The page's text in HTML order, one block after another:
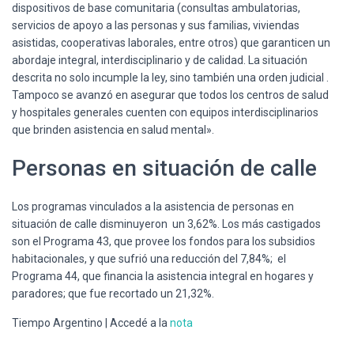
dispositivos de base comunitaria (consultas ambulatorias,
servicios de apoyo a las personas y sus familias, viviendas
asistidas, cooperativas laborales, entre otros) que garanticen un
abordaje integral, interdisciplinario y de calidad. La situación
descrita no solo incumple la ley, sino también una orden judicial .
Tampoco se avanzó en asegurar que todos los centros de salud
y hospitales generales cuenten con equipos interdisciplinarios
que brinden asistencia en salud mental».
Personas en situación de calle
Los programas vinculados a la asistencia de personas en
situación de calle disminuyeron un 3,62%. Los más castigados
son el Programa 43, que provee los fondos para los subsidios
habitacionales, y que sufrió una reducción del 7,84%; el
Programa 44, que financia la asistencia integral en hogares y
paradores; que fue recortado un 21,32%.
Tiempo Argentino | Accedé a la nota